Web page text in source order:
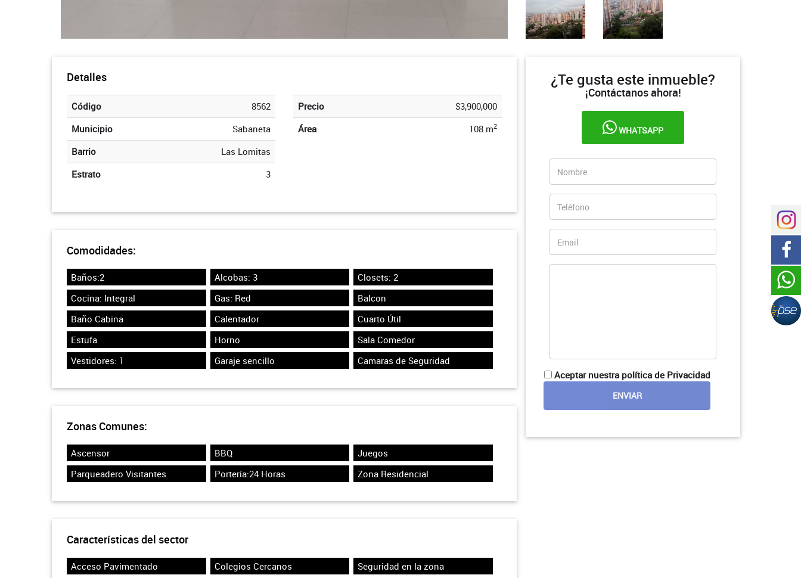
Detalles
Código
8562
Municipio
Sabaneta
Barrio
Las Lomitas
Estrato
3
Precio
$3,900,000
Área
108 m2
Comodidades:
Baños:2 Alcobas: 3
Closets: 2
Cocina: Integral
Gas: Red
Balcon
Baño Cabina
Calentador
Cuarto Útil
Estufa
Horno
Sala Comedor
Vestidores: 1
Garaje sencillo Camaras de Seguridad
Zonas Comunes:
Ascensor BBQ
Juegos
Parqueadero Visitantes
Portería:24 Horas Zona Residencial
Características del sector
Acceso Pavimentado Colegios Cercanos
Seguridad en la zona
¿Te gusta este inmueble?
¡Contáctanos ahora!
WHATSAPP
Aceptar nuestra política de Privacidad